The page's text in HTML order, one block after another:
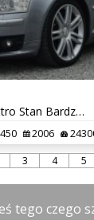
5.2 V10 450KM quattro Stan Bardzo dobry Navi Kamer Sprowadzon Opłacony
2006
3 4 5
tego czego